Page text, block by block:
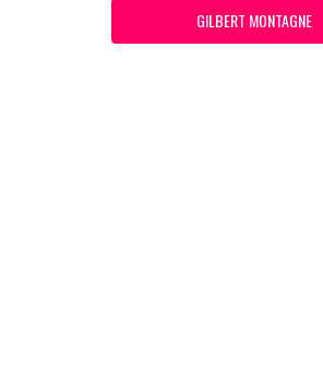
GILBERT MONTAGNE